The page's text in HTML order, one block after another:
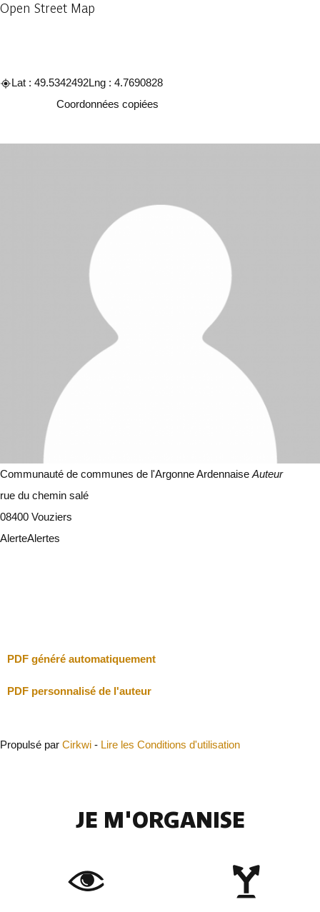
Open Street Map
Lat : 49.5342492Lng : 4.7690828
Coordonnées copiées
Communauté de communes de l'Argonne Ardennaise Auteur
rue du chemin salé
08400 Vouziers
AlerteAlertes
PDF généré automatiquement
PDF personnalisé de l'auteur
Propulsé par Cirkwi - Lire les Conditions d'utilisation
JE M'ORGANISE